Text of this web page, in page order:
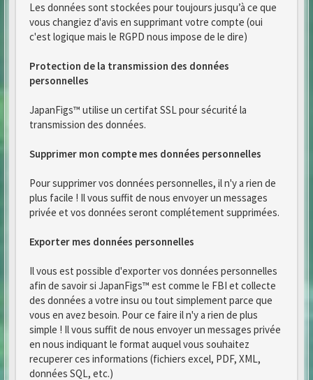
Les données sont stockées pour toujours jusqu’à ce que
vous changiez d'avis en supprimant votre compte (oui
c'est logique mais le RGPD nous impose de le dire)
Protection de la transmission des données
personnelles
JapanFigs™ utilise un certifat SSL pour sécurité la
transmission des données.
Supprimer mon compte mes données personnelles
Pour supprimer vos données personnelles, il n'y a rien de
plus facile ! Il vous suffit de nous envoyer un messages
privée et vos données seront complétement supprimées.
Exporter mes données personnelles
Il vous est possible d'exporter vos données personnelles
afin de savoir si JapanFigs™ est comme le FBI et collecte
des données a votre insu ou tout simplement parce que
vous en avez besoin. Pour ce faire il n'y a rien de plus
simple ! Il vous suffit de nous envoyer un messages privée
en nous indiquant le format auquel vous souhaitez
recuperer ces informations (fichiers excel, PDF, XML,
données SQL, etc.)